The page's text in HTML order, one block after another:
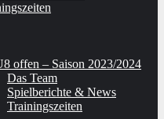
offen – Saison 2023/2024
Das Team
Spielberichte & News
Trainingszeiten